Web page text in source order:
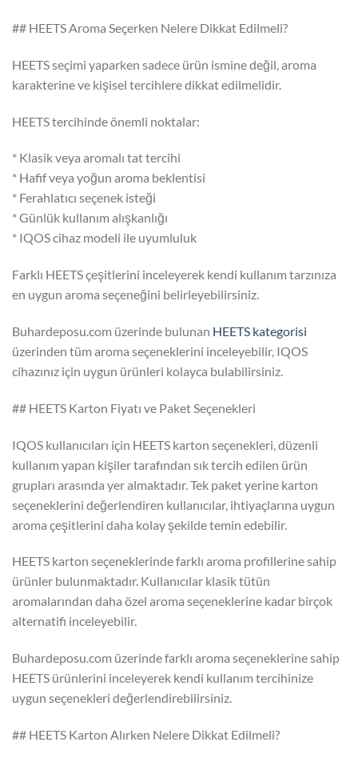
## HEETS Aroma Seçerken Nelere Dikkat Edilmeli?
HEETS seçimi yaparken sadece ürün ismine değil, aroma
karakterine ve kişisel tercihlere dikkat edilmelidir.
HEETS tercihinde önemli noktalar:
* Klasik veya aromalı tat tercihi
* Hafif veya yoğun aroma beklentisi
* Ferahlatıcı seçenek isteği
* Günlük kullanım alışkanlığı
* IQOS cihaz modeli ile uyumluluk
Farklı HEETS çeşitlerini inceleyerek kendi kullanım tarzınıza
en uygun aroma seçeneğini belirleyebilirsiniz.
Buhardeposu.com üzerinde bulunan HEETS kategorisi
üzerinden tüm aroma seçeneklerini inceleyebilir, IQOS
cihazınız için uygun ürünleri kolayca bulabilirsiniz.
## HEETS Karton Fiyatı ve Paket Seçenekleri
IQOS kullanıcıları için HEETS karton seçenekleri, düzenli
kullanım yapan kişiler tarafından sık tercih edilen ürün
grupları arasında yer almaktadır. Tek paket yerine karton
seçeneklerini değerlendiren kullanıcılar, ihtiyaçlarına uygun
aroma çeşitlerini daha kolay şekilde temin edebilir.
HEETS karton seçeneklerinde farklı aroma profillerine sahip
ürünler bulunmaktadır. Kullanıcılar klasik tütün
aromalarından daha özel aroma seçeneklerine kadar birçok
alternatifi inceleyebilir.
Buhardeposu.com üzerinde farklı aroma seçeneklerine sahip
HEETS ürünlerini inceleyerek kendi kullanım tercihinize
uygun seçenekleri değerlendirebilirsiniz.
## HEETS Karton Alırken Nelere Dikkat Edilmeli?